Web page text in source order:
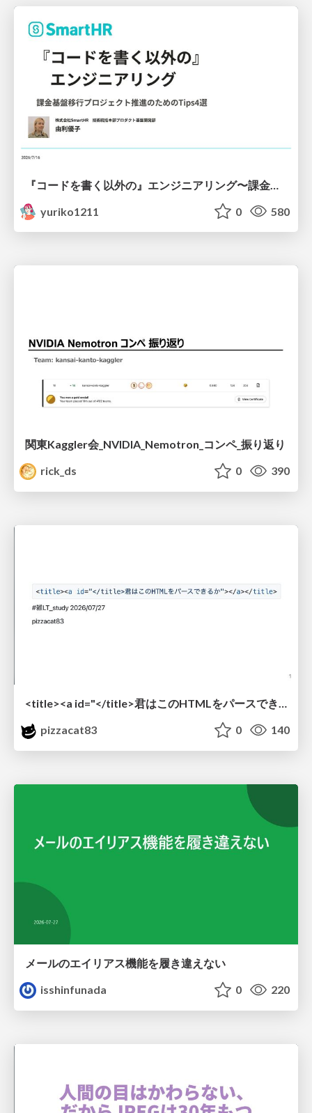
yuriko1211
0 580
関東Kaggler会_NVIDIA_Nemotron_コンペ_振り返り
rick_ds
0 390
<title><a id="</title>君はこのHTMLをパースできるか"></a></title> #雑LT_study
pizzacat83
0 140
メールのエイリアス機能を履き違えない
isshinfunada
0 220